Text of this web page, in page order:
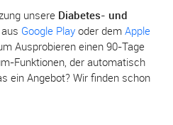
unsere Diabetes- und
aus Google Play oder dem Apple
Ausprobieren einen 90-Tage
Funktionen, der automatisch
ein Angebot? Wir finden schon